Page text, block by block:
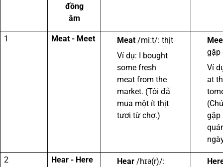
đồng
âm
1 Meat - Meet Meat/miːt/: thịt
Ví dụ: I bought
some fresh
meat from the
market. (Tôi đã
mua một ít thịt
tươi từ chợ.)
gặp
Ví
at
gặp
2 Hear - Here Hear/hɪə(r)/: